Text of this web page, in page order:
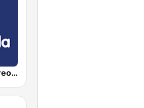
Candela Estereo 101.9 FM